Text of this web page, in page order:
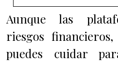
Aunque las
riesgos
puedes cuidar